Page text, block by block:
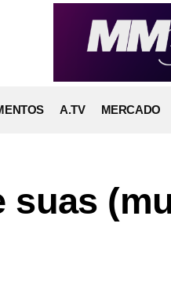
A.TV MERCADO
suas